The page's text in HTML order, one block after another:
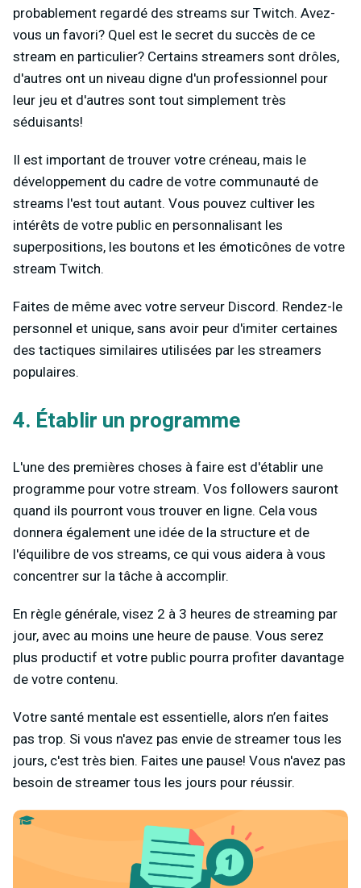
probablement regardé des streams sur Twitch. Avez-
vous un favori? Quel est le secret du succès de ce
stream en particulier? Certains streamers sont drôles,
d'autres ont un niveau digne d'un professionnel pour
leur jeu et d'autres sont tout simplement très
séduisants!
Il est important de trouver votre créneau, mais le
développement du cadre de votre communauté de
streams l'est tout autant. Vous pouvez cultiver les
intérêts de votre public en personnalisant les
superpositions, les boutons et les émoticônes de votre
stream Twitch.
Faites de même avec votre serveur Discord. Rendez-le
personnel et unique, sans avoir peur d'imiter certaines
des tactiques similaires utilisées par les streamers
populaires.
4. Établir un programme
L'une des premières choses à faire est d'établir une
programme pour votre stream. Vos followers sauront
quand ils pourront vous trouver en ligne. Cela vous
donnera également une idée de la structure et de
l'équilibre de vos streams, ce qui vous aidera à vous
concentrer sur la tâche à accomplir.
En règle générale, visez 2 à 3 heures de streaming par
jour, avec au moins une heure de pause. Vous serez
plus productif et votre public pourra profiter davantage
de votre contenu.
Votre santé mentale est essentielle, alors n’en faites
pas trop. Si vous n'avez pas envie de streamer tous les
jours, c'est très bien. Faites une pause! Vous n'avez pas
besoin de streamer tous les jours pour réussir.